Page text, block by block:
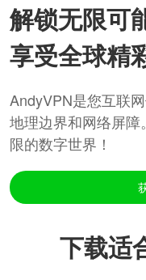
解锁无限可
享受全球精
AndyVPN是您互联
地理边界和网络屏
限的数字世界！
下载适